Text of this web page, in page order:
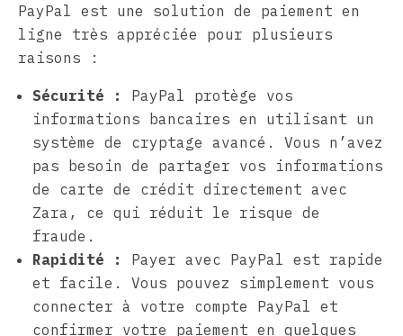
PayPal est une solution de paiement en
ligne très appréciée pour plusieurs
raisons :
Sécurité :
PayPal protège vos
informations bancaires en utilisant un
système de cryptage avancé. Vous n’avez
pas besoin de partager vos informations
de carte de crédit directement avec
Zara, ce qui réduit le risque de
fraude.
Rapidité :
Payer avec PayPal est rapide
et facile. Vous pouvez simplement vous
connecter à votre compte PayPal et
confirmer votre paiement en quelques